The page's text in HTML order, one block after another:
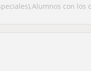
con los